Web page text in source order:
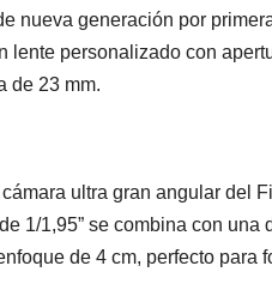
nueva generación por
lente personalizado con
de 23 mm.
ultra gran angular del
1/1,95” se combina con
de 4 cm, perfecto